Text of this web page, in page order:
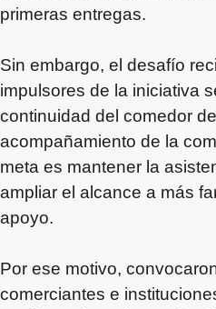
primeras entregas.
Sin embargo, el desafío
impulsores de la iniciativa
continuidad del comedor
acompañamiento de la
meta es mantener la
ampliar el alcance a más
apoyo.
Por ese motivo,
comerciantes e